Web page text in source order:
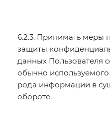
6.2.3. Принимать меры
защиты
данных Пользователя
обычно
рода информации в
обороте.